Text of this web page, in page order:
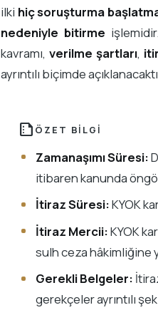
ilki hiç soruşturma
nedeniyle bitirme
kavramı, verilme şartları,
ayrıntılı biçimde
summarize ÖZET BILGI
Zamanaşımı Süresi:
itibaren kanunda
İtiraz Süresi:KYOK
İtiraz Mercii:KYOK
sulh ceza hâkimliğine
Gerekli Belgeler:
gerekçeler ayrıntılı